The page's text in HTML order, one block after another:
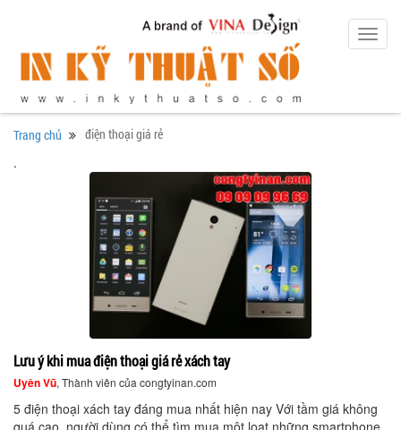
Trang chủ điện thoại giá rẻ
.
Lưu ý khi mua điện thoại giá rẻ xách tay
Uyên Vũ, Thành viên của congtyinan.com
5 điện thoại xách tay đáng mua nhất hiện nay Với tầm giá không
quá cao, người dùng có thể tìm mua một loạt những smartphone